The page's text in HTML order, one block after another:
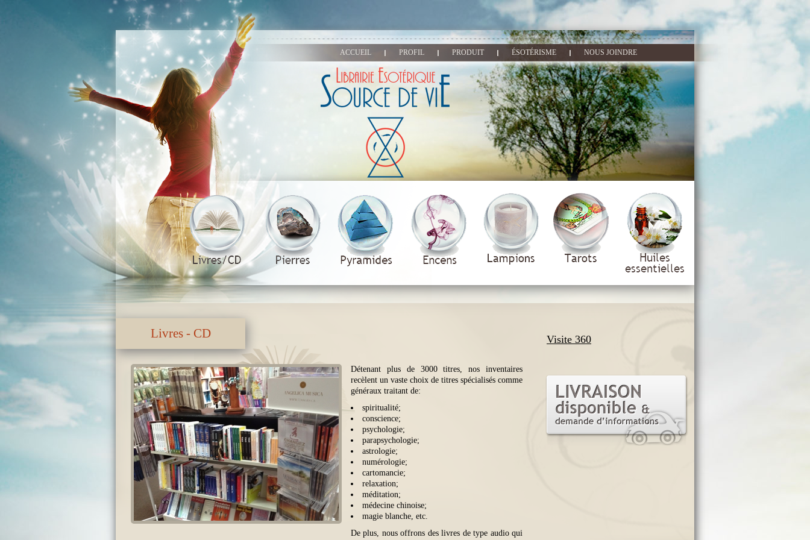
ACCUEIL PROFIL PRODUIT ÉSOTÉRISME NOUS JOINDRE
Livres - CD
Détenant plus de 3000 titres, nos inventaires
recèlent un vaste choix de titres spécialisés comme
généraux traitant de:
spiritualité;
conscience;
psychologie;
parapsychologie;
astrologie;
numérologie;
cartomancie;
relaxation;
méditation;
médecine chinoise;
magie blanche, etc.
De plus, nous offrons des livres de type audio qui
Visite 360